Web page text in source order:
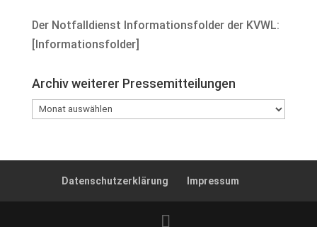
Der Notfalldienst Informationsfolder der KVWL:
[Informationsfolder]
Archiv weiterer Pressemitteilungen
Archiv
Datenschutzerklärung Impressum